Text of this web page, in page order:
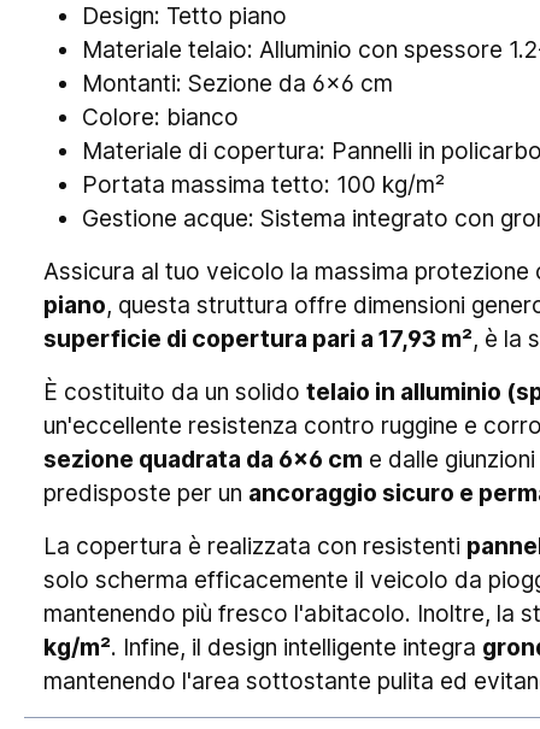
Design: Tetto piano
Materiale telaio: Alluminio con spessore
Montanti: Sezione da 6x6 cm
Colore: bianco
Materiale di copertura: Pannelli in
Portata massima tetto: 100 kg/m²
Gestione acque: Sistema integrato con
Assicura al tuo veicolo la massima
piano, questa struttura offre dimensioni
superficie di copertura pari a 17,93 m², è la
È costituito da un solido telaio in alluminio
un'eccellente resistenza contro ruggine e
sezione quadrata da 6x6 cm e dalle
predisposte per un ancoraggio sicuro e
La copertura è realizzata con resistenti
solo scherma efficacemente il veicolo da
mantenendo più fresco l'abitacolo. Inoltre, la
kg/m². Infine, il design intelligente integra
mantenendo l'area sottostante pulita ed